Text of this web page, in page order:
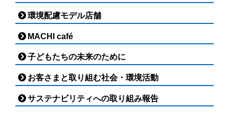
環境配慮モデル店舗
MACHI café
子どもたちの未来のために
お客さまと取り組む社会・環境活動
サステナビリティへの取り組み報告